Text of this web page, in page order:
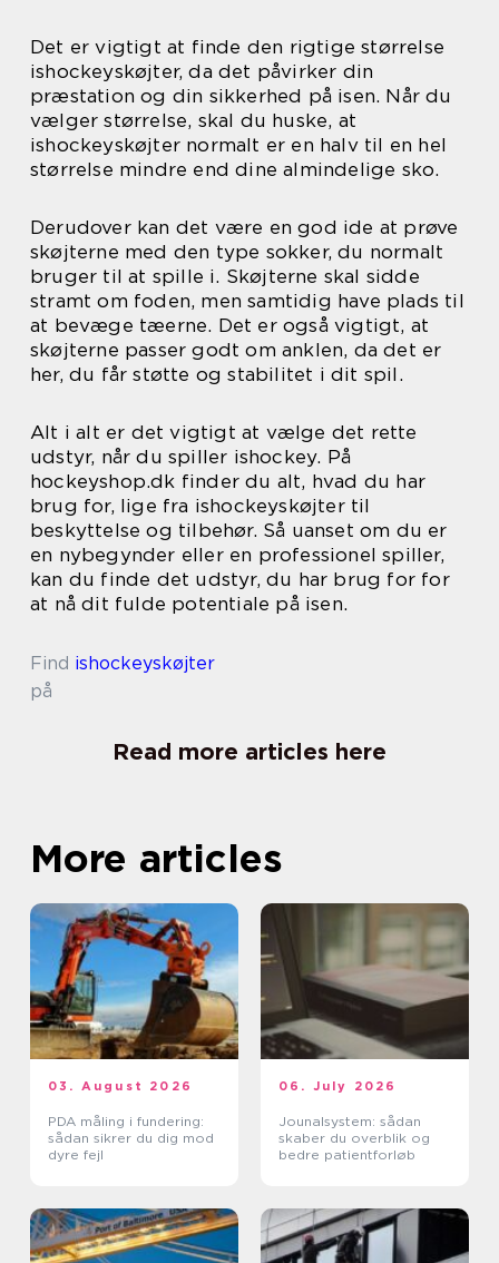
Det er vigtigt at finde den rigtige størrelse
ishockeyskøjter, da det påvirker din
præstation og din sikkerhed på isen. Når du
vælger størrelse, skal du huske, at
ishockeyskøjter normalt er en halv til en hel
størrelse mindre end dine almindelige sko.
Derudover kan det være en god ide at prøve
skøjterne med den type sokker, du normalt
bruger til at spille i. Skøjterne skal sidde
stramt om foden, men samtidig have plads til
at bevæge tæerne. Det er også vigtigt, at
skøjterne passer godt om anklen, da det er
her, du får støtte og stabilitet i dit spil.
Alt i alt er det vigtigt at vælge det rette
udstyr, når du spiller ishockey. På
hockeyshop.dk finder du alt, hvad du har
brug for, lige fra ishockeyskøjter til
beskyttelse og tilbehør. Så uanset om du er
en nybegynder eller en professionel spiller,
kan du finde det udstyr, du har brug for for
at nå dit fulde potentiale på isen.
Find ishockeyskøjter
på
Read more articles here
More articles
03. August 2026
PDA måling i fundering:
sådan sikrer du dig mod
dyre fejl
06. July 2026
Jounalsystem: sådan
skaber du overblik og
bedre patientforløb